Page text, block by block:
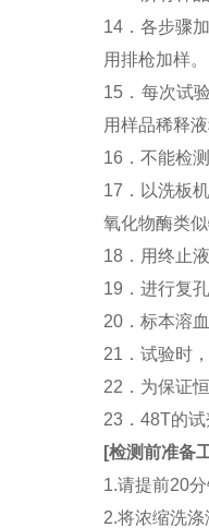
14．各步骤
用排枪加样。
15．每次试
用样品稀释
16．不能检
17．以洗板
氧化物酶类
18．用终止
19．进行复
20．标本溶
21．试验时
22．为保证
23．48T的
[检测前准备
1.请提前20
2.将浓缩洗